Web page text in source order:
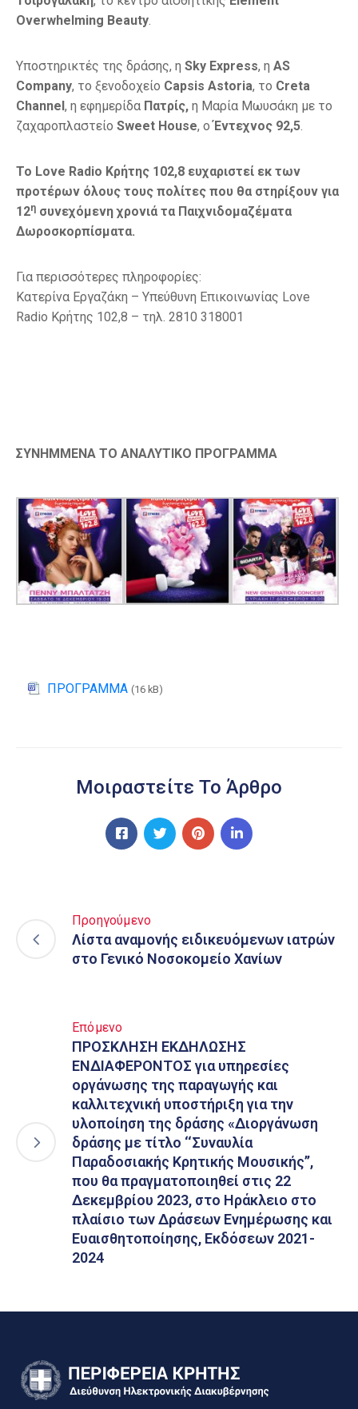
Overwhelming Beauty.
Υποστηρικτές της δράσης, η Sky Express, η AS
Company, το ξενοδοχείο Capsis Astoria, το Creta
Channel , η εφημερίδα Πατρίς, η Μαρία Μωυσάκη με το
ζαχαροπλαστείο Sweet House, οΈντεχνος 92,5.
Το Love Radio Kρήτης 102,8 ευχαριστεί εκ των
προτέρων όλους τους πολίτες που θα στηρίξουν για
12η συνεχόμενη χρονιά τα Παιχνιδομαζέματα
Δωροσκορπίσματα.
Για περισσότερες πληροφορίες:
Κατερίνα Εργαζάκη – Υπεύθυνη Επικοινωνίας Love
Radio Kρήτης 102,8 – τηλ. 2810 318001
ΣΥΝΗΜΜΕΝΑ ΤΟ ΑΝΑΛΥΤΙΚΟ ΠΡΟΓΡΑΜΜΑ
ΠΡΟΓΡΑΜΜΑ (16 kB)
Μοιραστείτε Το Άρθρο
Προηγούμενο
Λίστα αναμονής ειδικευόμενων ιατρών
στο Γενικό Νοσοκομείο Χανίων
Επόμενο
ΠΡΟΣΚΛΗΣΗ ΕΚΔΗΛΩΣΗΣ
ΕΝΔΙΑΦΕΡΟΝΤΟΣ για υπηρεσίες
οργάνωσης της παραγωγής και
καλλιτεχνική υποστήριξη για την
υλοποίηση της δράσης «Διοργάνωση
δράσης με τίτλο ‘‘Συναυλία
Παραδοσιακής Κρητικής Μουσικής’’,
που θα πραγματοποιηθεί στις 22
Δεκεμβρίου 2023, στο Ηράκλειο στο
πλαίσιο των Δράσεων Ενημέρωσης και
Ευαισθητοποίησης, Εκδόσεων 2021-
2024